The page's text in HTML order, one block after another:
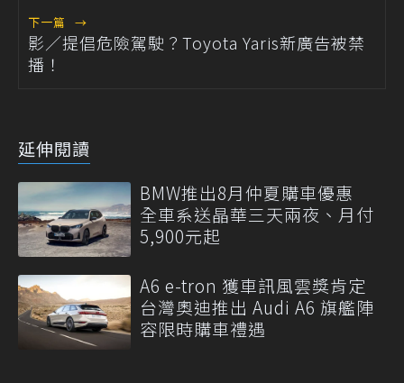
下一篇 →
影／提倡危險駕駛？Toyota Yaris新廣告被禁
播！
延伸閱讀
BMW推出8月仲夏購車優惠
全車系送晶華三天兩夜、月付
5,900元起
A6 e-tron 獲車訊風雲獎肯定
台灣奧迪推出 Audi A6 旗艦陣
容限時購車禮遇